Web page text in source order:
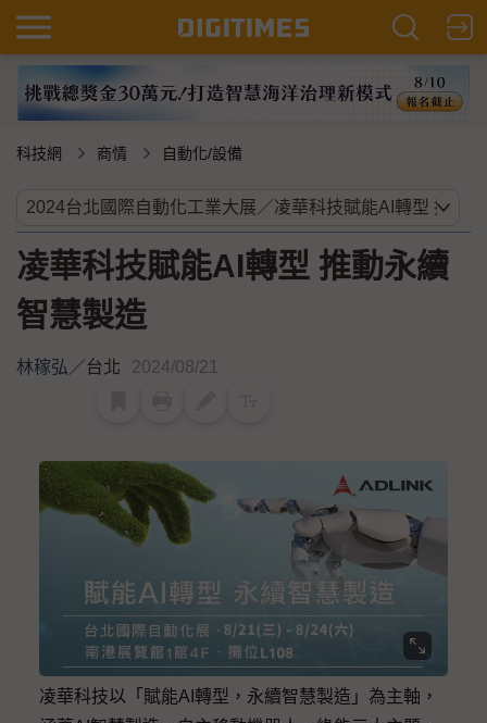
科技網 商情 自動化/設備
凌華科技賦能AI轉型 推動永續
智慧製造
林稼弘／台北 2024/08/21
凌華科技以「賦能AI轉型，永續智慧製造」為主軸，